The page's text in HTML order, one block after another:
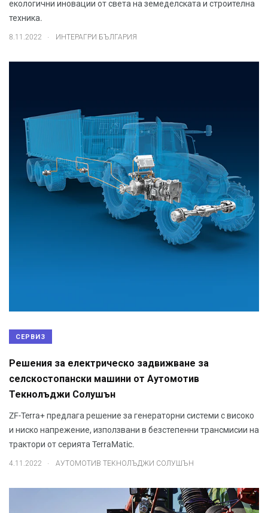
екологични иновации от света на земеделската и строителна
техника.
8.11.2022 . ИНТЕРАГРИ БЪЛГАРИЯ
СЕРВИЗ
Решения за електрическо задвижване за
селскостопански машини от Аутомотив
Текнолъджи Солушън
ZF-Terra+ предлага решение за генераторни системи с високо
и ниско напрежение, използвани в безстепенни трансмисии на
трактори от серията TerraMatic.
4.11.2022 . АУТОМОТИВ ТЕКНОЛЪДЖИ СОЛУШЪН